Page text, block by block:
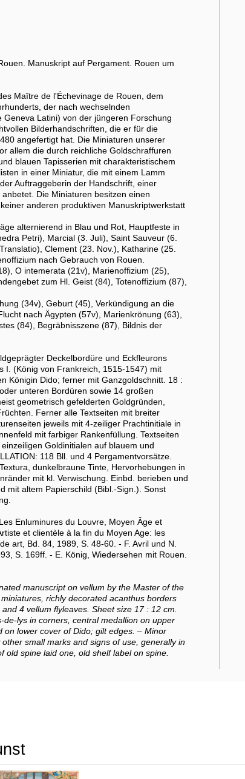
Manuskript auf Pergament. Rouen um
Maître de l'Échevinage de Rouen, dem
der nach wechselnden
Latini) von der jüngeren Forschung
Bilderhandschriften, die er für die
angefertigt hat. Die Miniaturen unserer
allem die durch reichliche Goldschraffuren
blauen Tapisserien mit charakteristischem
in einer Miniatur, die mit einem Lamm
Auftraggeberin der Handschrift, einer
Die Miniaturen besitzen einen
anderen produktiven Manuskriptwerkstatt
alternierend in Blau und Rot, Hauptfeste in
Petri), Marcial (3. Juli), Saint Sauveur (6.
Clement (23. Nov.), Katharine (25.
nach Gebrauch von Rouen.
O intemerata (21v), Marienoffizium (25),
zum Hl. Geist (84), Totenoffizium (87),
(34v), Geburt (45), Verkündigung an die
nach Ägypten (57v), Marienkrönung (63),
(84), Begräbnisszene (87), Bildnis der
Deckelbordüre und Eckfleurons
I. (König von Frankreich, 1515-1547) mit
Königin Dido; ferner mit Ganzgoldschnitt. 18 :
unteren Bordüren sowie 14 großen
geometrisch gefelderten Goldgründen,
Ferner alle Textseiten mit breiter
jeweils mit 4-zeiliger Prachtinitiale in
mit farbiger Rankenfüllung. Textseiten
Goldinitialen auf blauem und
118 Bll. und 4 Pergamentvorsätze.
dunkelbraune Tinte, Hervorhebungen in
mit kl. Verwischung. Einbd. berieben und
mit altem Papierschild (Bibl.-Sign.). Sonst
Enluminures du Louvre, Moyen Âge et
et clientèle à la fin du Moyen Age: les
art, Bd. 84, 1989, S. 48-60. - F. Avril und N.
S. 169ff. - E. König, Wiedersehen mit Rouen.
manuscript on vellum by the Master of the
richly decorated acanthus borders
4 vellum flyleaves. Sheet size 17 : 12 cm.
lys in corners, central medallion on upper
lower cover of Dido; gilt edges. – Minor
small marks and signs of use, generally in
old spine laid one, old shelf label on spine.